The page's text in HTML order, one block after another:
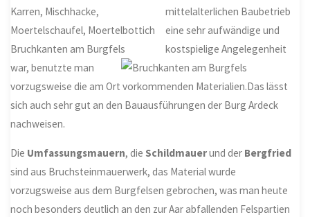
mittelalterlichen Baubetrieb
eine sehr aufwändige und
kostspielige Angelegenheit
war, benutzte man
vorzugsweise die am Ort vorkommenden Materialien.Das lässt
sich auch sehr gut an den Bauausführungen der Burg Ardeck
nachweisen.
Die Umfassungsmauern, die Schildmauerund der Bergfried
sind aus Bruchsteinmauerwerk, das Material wurde
vorzugsweise aus dem Burgfelsen gebrochen, was man heute
noch besonders deutlich an den zur Aar abfallenden Felspartien